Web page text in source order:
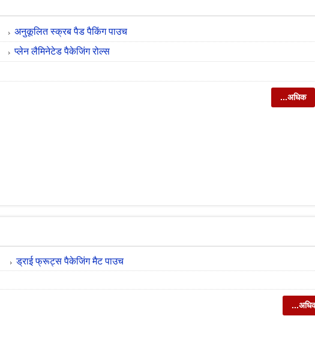
अनुकूलित स्क्रब पैड पैकिंग पाउच
प्लेन लैमिनेटेड पैकेजिंग रोल्स
...अधिक
ड्राई फ्रूट्स पैकेजिंग मैट पाउच